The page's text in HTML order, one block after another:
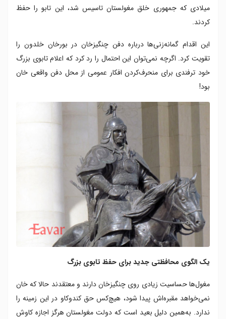
میلادی که جمهوری خلق مغولستان تاسیس شد، این تابو را حفظ
کردند.
این اقدام گمانه‌زنی‌ها درباره دفن چنگیزخان در بورخان خلدون را
تقویت کرد. اگرچه نمی‌توان این احتمال را رد کرد که اعلام تابوی بزرگ
خود ترفندی برای منحرف‌کردن افکار عمومی از محل دفن واقعی خان
بود!
یک الگوی محافظتی جدید برای حفظ تابوی بزرگ
مغول‌ها حساسیت زیادی روی چنگیزخان دارند و معتقدند حالا که خان
نمی‌خواهد مقبره‌اش پیدا شود، هیچ‌کس حق کندوکاو در این زمینه را
ندارد. به‌همین دلیل بعید است که دولت مغولستان هرگز اجازه کاوش